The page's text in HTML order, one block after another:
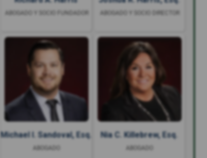
ABOGADO Y SOCIO FUNDADOR ABOGADO Y SOCIO DIRECTOR
Michael I. Sandoval, Esq.
ABOGADO
Nia C. Killebrew, Esq.
ABOGADO